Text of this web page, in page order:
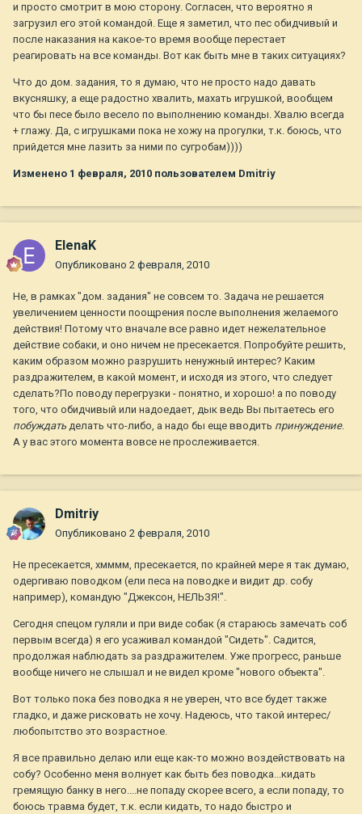
и просто смотрит в мою сторону. Согласен, что вероятно я
загрузил его этой командой. Еще я заметил, что пес обидчивый и
после наказания на какое-то время вообще перестает
реагировать на все команды. Вот как быть мне в таких ситуациях?
Что до дом. задания, то я думаю, что не просто надо давать
вкусняшку, а еще радостно хвалить, махать игрушкой, вообщем
что бы песе было весело по выполнению команды. Хвалю всегда
+ глажу. Да, с игрушками пока не хожу на прогулки, т.к. боюсь, что
прийдется мне лазить за ними по сугробам))))
Изменено 1 февраля, 2010 пользователем Dmitriy
ElenaK
Опубликовано 2 февраля, 2010
Не, в рамках "дом. задания" не совсем то. Задача не решается
увеличением ценности поощрения после выполнения желаемого
действия! Потому что вначале все равно идет нежелательное
действие собаки, и оно ничем не пресекается. Попробуйте решить,
каким образом можно разрушить ненужный интерес? Каким
раздражителем, в какой момент, и исходя из этого, что следует
сделать?По поводу перегрузки - понятно, и хорошо! а по поводу
того, что обидчивый или надоедает, дык ведь Вы пытаетесь его
побуждать делать что-либо, а надо бы еще вводить принуждение.
А у вас этого момента вовсе не прослеживается.
Dmitriy
Опубликовано 2 февраля, 2010
Не пресекается, хмммм, пресекается, по крайней мере я так думаю,
одергиваю поводком (ели песа на поводке и видит др. собу
например), командую "Джексон, НЕЛЬЗЯ!".
Сегодня спецом гуляли и при виде собак (я стараюсь замечать соб
первым всегда) я его усаживал командой "Сидеть". Садится,
продолжая наблюдать за раздражителем. Уже прогресс, раньше
вообще ничего не слышал и не видел кроме "нового объекта".
Вот только пока без поводка я не уверен, что все будет также
гладко, и даже рисковать не хочу. Надеюсь, что такой интерес/
любопытство это возрастное.
Я все правильно делаю или еще как-то можно воздействовать на
собу? Особенно меня волнует как быть без поводка...кидать
гремящую банку в него....не попаду скорее всего, а если попаду, то
боюсь травма будет, т.к. если кидать, то надо быстро и